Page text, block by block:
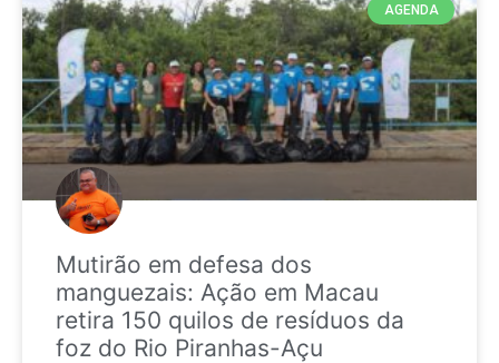
AGENDA
Mutirão em defesa dos
manguezais: Ação em Macau
retira 150 quilos de resíduos da
foz do Rio Piranhas-Açu